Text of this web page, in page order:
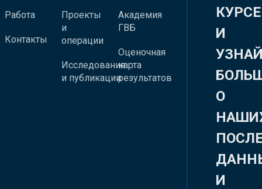
Работа
Контакты
Проекты
и
операции
Исследования
и публикации
Академия
ГВБ
Оценочная
карта
результатов
КУРСЕ
И
О
И